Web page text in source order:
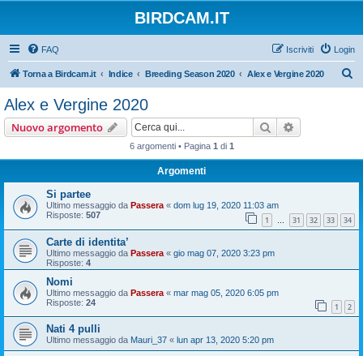
BIRDCAM.IT
FAQ Login
Iscriviti
Torna a Birdcam.it Indice Breeding Season 2020 Alex e Vergine 2020
Alex e Vergine 2020
Nuovo argomento Cerca
6 argomenti • Pagina 1 di 1
Argomenti
Si partee
Ultimo messaggio da Passera « dom lug 19, 2020 11:03 am
Risposte: 507 1 … 31 32 33 34
Carte di identita’
Ultimo messaggio da Passera « gio mag 07, 2020 3:23 pm
Risposte: 4
Nomi
Ultimo messaggio da Passera « mar mag 05, 2020 6:05 pm
Risposte: 24 1 2
Nati 4 pulli
Ultimo messaggio da Mauri_37 « lun apr 13, 2020 5:20 pm